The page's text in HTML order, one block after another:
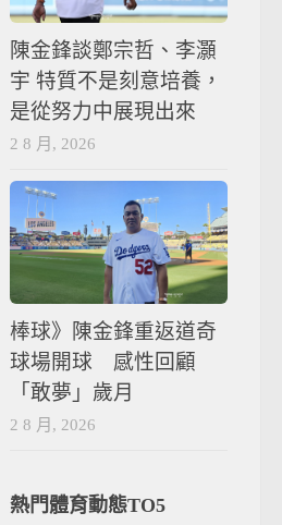
陳金鋒談鄭宗哲、李灝
宇 特質不是刻意培養，
是從努力中展現出來
2 8 月, 2026
棒球》陳金鋒重返道奇
球場開球 感性回顧
「敢夢」歲月
2 8 月, 2026
熱門體育動態TO5